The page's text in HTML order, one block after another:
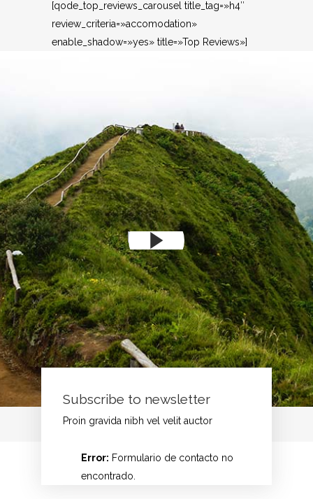
[qode_top_reviews_carousel title_tag=»h4″
review_criteria=»accomodation»
enable_shadow=»yes» title=»Top Reviews»]
Subscribe to newsletter
Proin gravida nibh vel velit auctor
Error: Formulario de contacto no
encontrado.